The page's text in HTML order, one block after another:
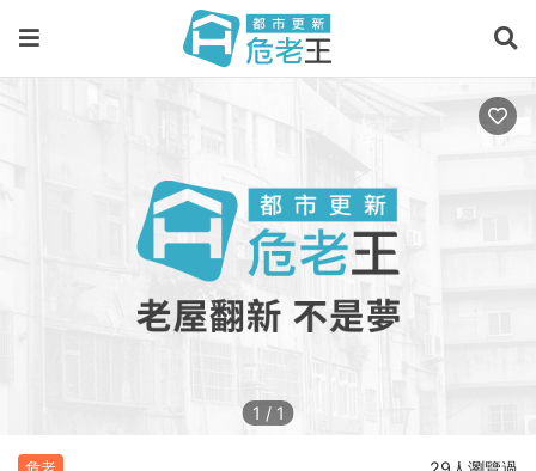
1 / 1